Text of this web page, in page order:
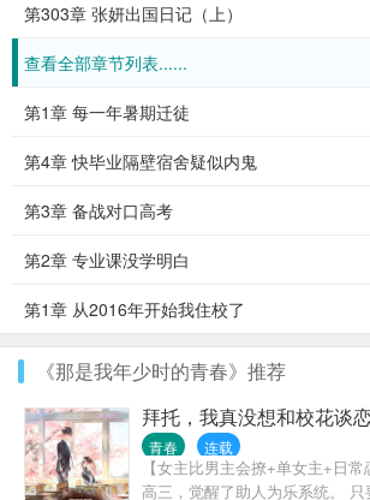
第303章 张妍出国日记（上）
查看全部章节列表......
第1章 每一年暑期迁徒
第4章 快毕业隔壁宿舍疑似内鬼
第3章 备战对口高考
第2章 专业课没学明白
第1章 从2016年开始我住校了
《那是我年少时的青春》推荐
拜托，我真没想和校花谈
青春 连载
【女主比男主会撩+单女主+日
高三，觉醒了助人为乐系统。